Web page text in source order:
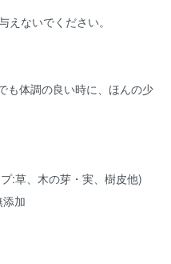
ないでください。
も体調の良い時に、ほんの少
:草、木の芽・実、樹皮他)
添加